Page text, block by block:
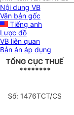
Nội dung VB
Văn bản gốc
Tiếng anh
Lược đồ
VB liên quan
Bản án áp dụng
TỔNG CỤC THUẾ
********
Số: 1476TCT/CS